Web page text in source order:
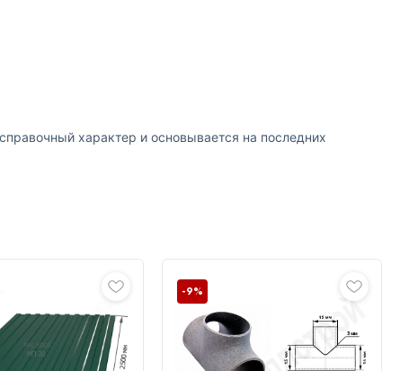
характер и основывается на последних
-9%